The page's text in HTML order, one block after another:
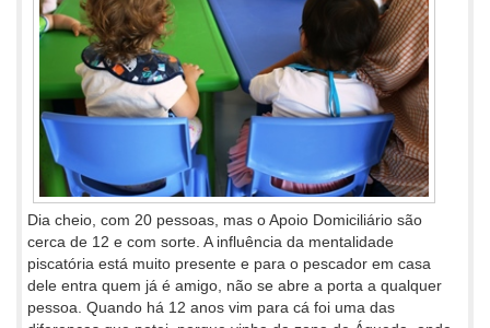
Dia cheio, com 20 pessoas, mas o Apoio Domiciliário são
cerca de 12 e com sorte. A influência da mentalidade
piscatória está muito presente e para o pescador em casa
dele entra quem já é amigo, não se abre a porta a qualquer
pessoa. Quando há 12 anos vim para cá foi uma das